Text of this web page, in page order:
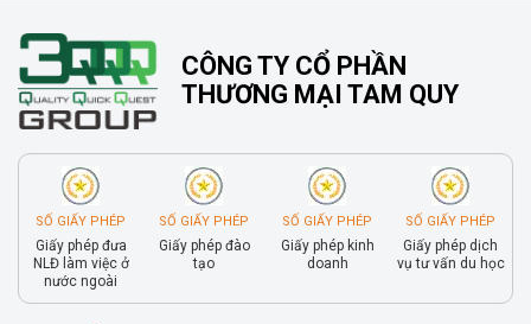
CÔNG TY CỔ PHẦN
THƯƠNG MẠI TAM QUY
SỐ GIẤY PHÉP
Giấy phép đưa
NLĐ làm việc ở
nước ngoài
SỐ GIẤY PHÉP
Giấy phép đào
tạo
SỐ GIẤY PHÉP
Giấy phép kinh
doanh
SỐ GIẤY PHÉP
Giấy phép dịch
vụ tư vấn du học